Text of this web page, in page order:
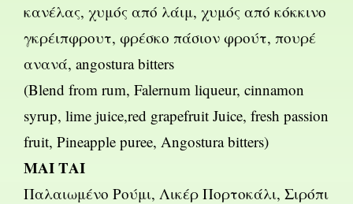
κανέλας, χυμός από λάιμ, χυμός από κόκκινο
γκρέιπφρουτ, φρέσκο πάσιον φρούτ, πουρέ
ανανά, angostura bitters
(Blend from rum, Falernum liqueur, cinnamon
syrup, lime juice,red grapefruit Juice, fresh passion
fruit, Pineapple puree, Angostura bitters)
ΜΑΙ ΤΑΙ
Παλαιωμένο Ρούμι, Λικέρ Πορτοκάλι, Σιρόπι